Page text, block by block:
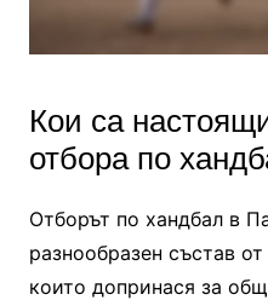
Кои са
отбора по
Отборът по хандбал в
разнообразен състав
които допринася за